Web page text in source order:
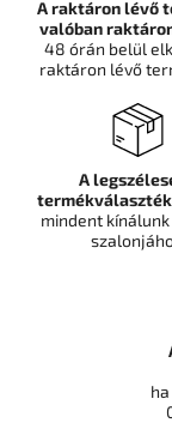
A raktáron lévő
valóban
48 órán belül
raktáron lévő
A
termékválaszték
mindent